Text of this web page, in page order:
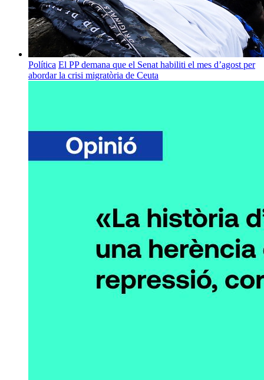
Política El PP demana que el Senat habiliti el mes d’agost per
abordar la crisi migratòria de Ceuta